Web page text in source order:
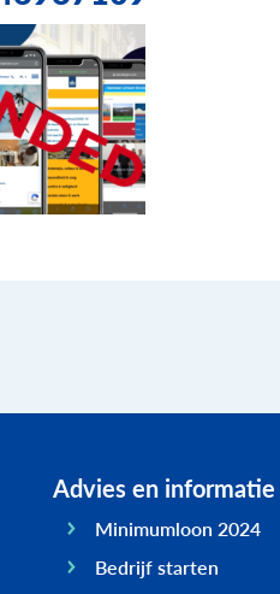
Advies en informatie
Minimumloon 2024
Bedrijf starten